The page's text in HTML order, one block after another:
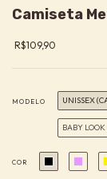
Camiseta
R$109,90
MODELO UNISSEX
BABY
COR